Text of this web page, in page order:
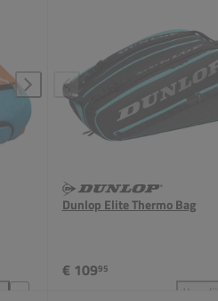
Dunlop Elite Thermo Bag
€ 10995